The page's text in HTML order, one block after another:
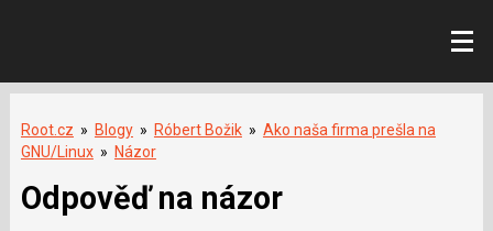
Root.cz » Blogy » Róbert Božik » Ako naša firma prešla na
GNU/Linux » Názor
Odpověď na názor